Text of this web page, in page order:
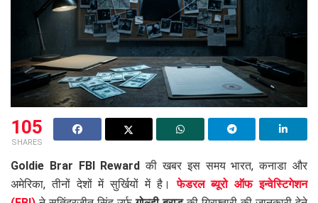
105
SHARES
Goldie Brar FBI Reward की खबर इस समय भारत, कनाडा और
अमेरिका, तीनों देशों में सुर्खियों में है।फेडरल ब्यूरो ऑफ इन्वेस्टिगेशन